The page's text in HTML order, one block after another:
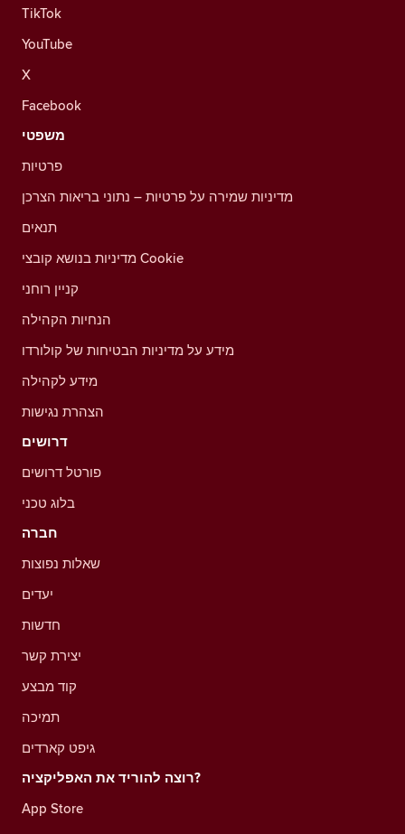
TikTok
YouTube
X
Facebook
משפטי
פרטיות
מדיניות שמירה על פרטיות – נתוני בריאות הצרכן
תנאים
מדיניות בנושא קובצי Cookie
קניין רוחני
הנחיות הקהילה
מידע על מדיניות הבטיחות של קולורדו
מידע לקהילה
הצהרת נגישות
דרושים
פורטל דרושים
בלוג טכני
חברה
שאלות נפוצות
יעדים
חדשות
יצירת קשר
קוד מבצע
תמיכה
גיפט קארדים
רוצה להוריד את האפליקציה?
App Store